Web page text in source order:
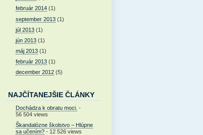
február 2014 (1)
september 2013 (1)
júl 2013 (1)
jún 2013 (1)
máj 2013 (1)
február 2013 (1)
december 2012 (5)
NAJČÍTANEJŠIE ČLÁNKY
Dochádza k obratu moci. -
56 504 views
Škandalózne školstvo – Hlúpne
sa učením? - 12 526 views